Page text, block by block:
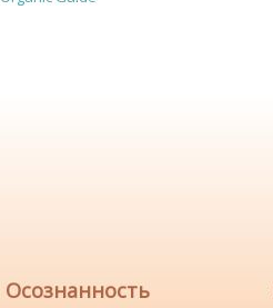
Осознанность